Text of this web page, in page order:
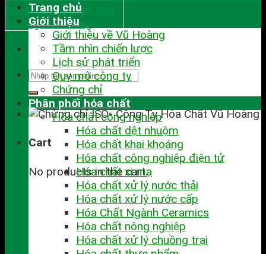
Cart
No products in the cart.
Trang chủ
Giới thiệu
Giới thiệu về Vũ Hoàng
Tầm nhìn chiến lược
Lịch sử phát triển
Quy mô công ty
Chứng chỉ
Phân phối hóa chất
Hóa chất công nghiệp
Hóa chất dệt nhuộm
Hóa chất khai khoáng
Hóa chất công nghiệp điện tử
Hóa chất xi mạ
Hóa chất xử lý nước thải
Hóa chất xử lý nước cấp
Hóa Chất Ngành Ceramics
Hóa chất nông nghiệp
Hóa chất xử lý chuồng trại